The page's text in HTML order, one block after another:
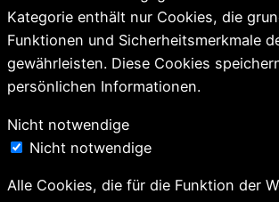
Kategorie enthält nur Cookies, die
Funktionen und Sicherheitsmerkmale
gewährleisten. Diese Cookies
persönlichen Informationen.
Nicht notwendige
Nicht notwendige
Alle Cookies, die für die Funktion der